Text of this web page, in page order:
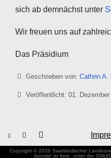
sich ab demnächst unter
Wir freuen uns auf
Das Präsidium
DetailsGeschrieben von: Cathrin A.
Veröffentlicht: 01. Dezember
Copyright © 2026 Saarländischer
Joomla! ist freie, unter der GNU/